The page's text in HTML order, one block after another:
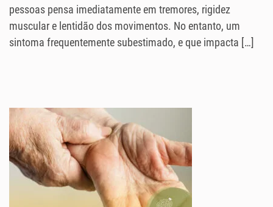
pessoas pensa imediatamente em tremores, rigidez
muscular e lentidão dos movimentos. No entanto, um
sintoma frequentemente subestimado, e que impacta […]